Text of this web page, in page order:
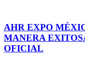
AHR EXPO
MANERA
OFICIAL